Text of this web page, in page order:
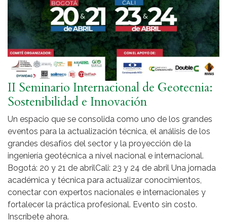
II Seminario Internacional de Geotecnia:
Sostenibilidad e Innovación
Un espacio que se consolida como uno de los grandes
eventos para la actualización técnica, el análisis de los
grandes desafíos del sector y la proyección de la
ingeniería geotécnica a nivel nacional e internacional.
Bogotá: 20 y 21 de abrilCali: 23 y 24 de abril Una jornada
académica y técnica para actualizar conocimientos,
conectar con expertos nacionales e internacionales y
fortalecer la práctica profesional. Evento sin costo.
Inscríbete ahora.